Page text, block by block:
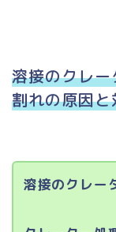
溶接のクレ
割れの原因
溶接のクレー